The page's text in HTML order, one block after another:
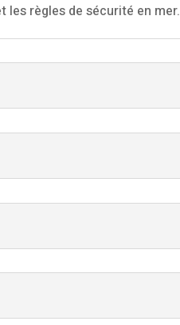
les règles de sécurité en mer.